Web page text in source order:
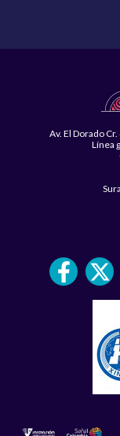
Av. El Dorado
Línea